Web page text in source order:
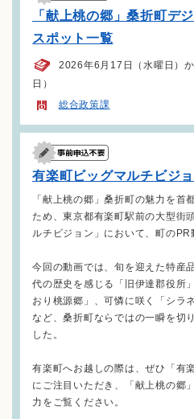
「献上桃の郷」桑折町デ
スポット一覧
2026年6月17日（水曜日）
日）
総合政策課
有楽町ビッグマルチビジ
「献上桃の郷」桑折町の魅力を首
ため、東京都有楽町駅前の大型街
ルチビジョン」において、町のPR
今回の動画では、旬を迎えた特産
代の歴史を感じる「旧伊達郡役所
おり桃源郷」、可憐に咲く「シラ
など、桑折町ならではの一瞬を切
した。
有楽町へお越しの際は、ぜひ「有
にご注目いただき、「献上桃の郷
力をご覧ください。